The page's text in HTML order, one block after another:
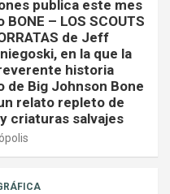
publica este mes
– LOS SCOUTS
de Jeff
en la que la
historia
de Big Johnson Bone
relato repleto de
criaturas salvajes